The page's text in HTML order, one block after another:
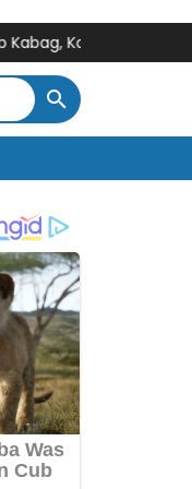
Kapolsek,